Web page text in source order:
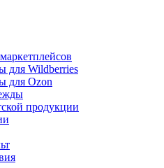
для Wildberries
для Ozon
продукции